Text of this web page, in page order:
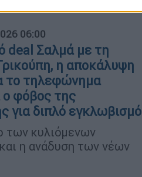
06:00
deal Σαλμά με τη
η αποκάλυψη
το τηλεφώνημα
ο φόβος της
για διπλό εγκλωβισμό
των κυλιόμενων
η ανάδυση των νέων